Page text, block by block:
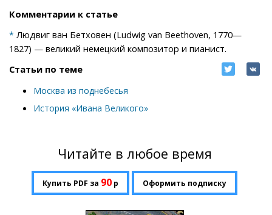
Комментарии к статье
* Людвиг ван Бетховен (Ludwig van Beethoven, 1770—
1827) — великий немецкий композитор и пианист.
Статьи по теме
Москва из поднебесья
История «Ивана Великого»
Читайте в любое время
Купить PDF за 90 р Оформить подписку